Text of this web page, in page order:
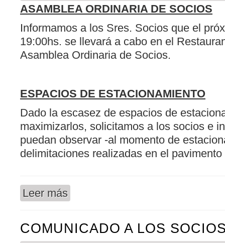
ASAMBLEA ORDINARIA DE SOCIOS
Informamos a los Sres. Socios que el
19:00hs. se llevará a cabo en el
Asamblea Ordinaria de Socios.
ESPACIOS DE ESTACIONAMIENTO
Dado la escasez de espacios de
maximizarlos, solicitamos a los socios e
puedan observar -al momento de
delimitaciones realizadas en el
Leer más
COMUNICADO A LOS